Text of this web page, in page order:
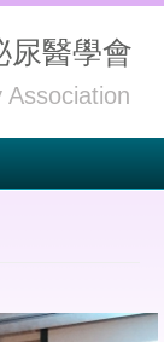
尿醫學會
Association